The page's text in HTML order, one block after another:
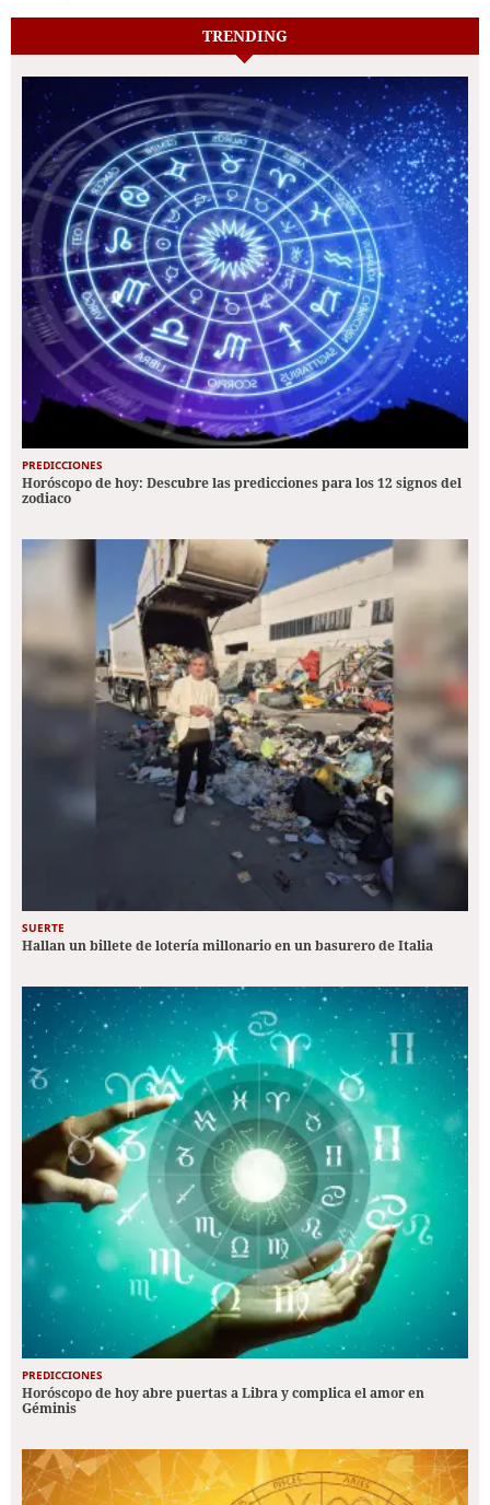
TRENDING
PREDICCIONES
Horóscopo de hoy: Descubre las predicciones para los 12 signos del
zodiaco
SUERTE
Hallan un billete de lotería millonario en un basurero de Italia
PREDICCIONES
Horóscopo de hoy abre puertas a Libra y complica el amor en
Géminis